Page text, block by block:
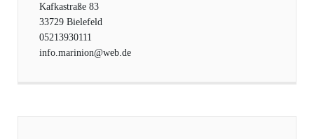
Kafkastraße 83
33729 Bielefeld
05213930111
info.marinion@web.de